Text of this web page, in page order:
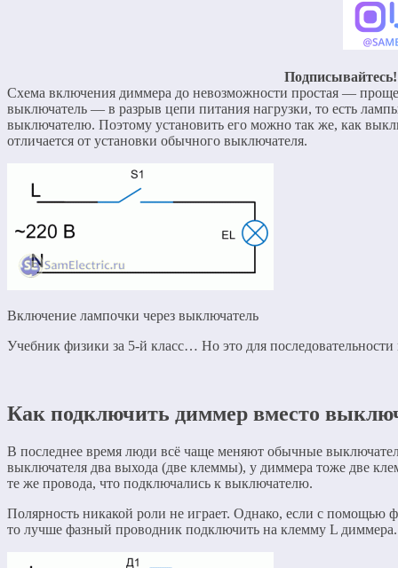
Схема включения диммера до невозможности простая —
выключатель — в разрыв цепи питания нагрузки, то есть
выключателю. Поэтому установить его можно так же, как
отличается от установки обычного выключателя.
Включение лампочки через выключатель
Учебник физики за 5-й класс… Но это для
Как подключить диммер вместо
В последнее время люди всё чаще меняют обычные
выключателя два выхода (две клеммы), у диммера тоже две
те же провода, что подключались к выключателю.
Полярность никакой роли не играет. Однако, если с помощью
то лучше фазный проводник подключить на клемму L